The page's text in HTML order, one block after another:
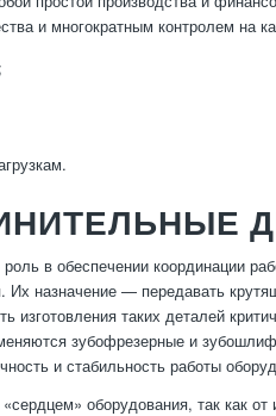
и многократным контролем на
в обеспечении координации
назначение — передавать
изготовления таких деталей
зубофрезерные и
и стабильность работы
оборудования, так как от